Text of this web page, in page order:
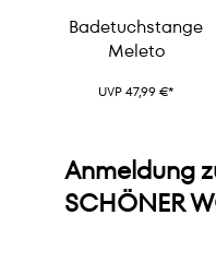
Badetuchstange
Meleto
UVP 47,99 €*
Anmeldung
SCHÖNER